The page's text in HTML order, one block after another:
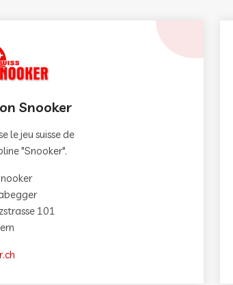
Snooker
le jeu suisse de
"Snooker".
101